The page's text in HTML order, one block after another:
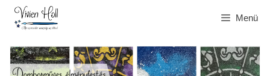
Kilépés
Menü